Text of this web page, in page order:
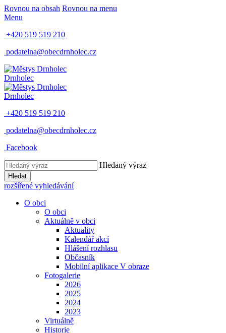
Rovnou na obsah Rovnou na menu
Menu
+420 519 519 210
podatelna@obecdrnholec.cz
Drnholec
Drnholec
+420 519 519 210
podatelna@obecdrnholec.cz
Facebook
Hledaný výraz
Hledat
rozšířené vyhledávání
O obci
O obci
Aktuálně v obci
Aktuality
Kalendář akcí
Hlášení rozhlasu
Občasník
Mobilní aplikace V obraze
Fotogalerie
2026
2025
2024
2023
Virtuálně
Historie